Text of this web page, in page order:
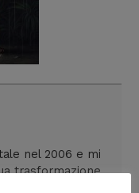
nel 2006 e mi
trasformazione.